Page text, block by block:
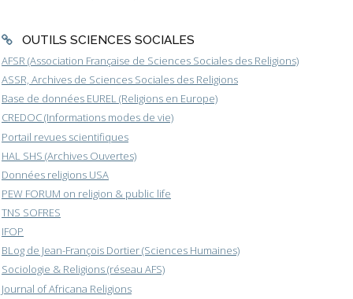
OUTILS SCIENCES SOCIALES
AFSR (Association Française de Sciences Sociales des Religions)
ASSR, Archives de Sciences Sociales des Religions
Base de données EUREL (Religions en Europe)
CREDOC (Informations modes de vie)
Portail revues scientifiques
HAL SHS (Archives Ouvertes)
Données religions USA
PEW FORUM on religion & public life
TNS SOFRES
IFOP
BLog de Jean-François Dortier (Sciences Humaines)
Sociologie & Religions (réseau AFS)
Journal of Africana Religions